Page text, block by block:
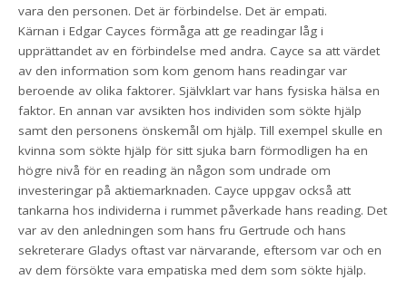
vara den personen. Det är förbindelse. Det är empati.
Kärnan i Edgar Cayces förmåga att ge readingar låg i
upprättandet av en förbindelse med andra. Cayce sa att värdet
av den information som kom genom hans readingar var
beroende av olika faktorer. Självklart var hans fysiska hälsa en
faktor. En annan var avsikten hos individen som sökte hjälp
samt den personens önskemål om hjälp. Till exempel skulle en
kvinna som sökte hjälp för sitt sjuka barn förmodligen ha en
högre nivå för en reading än någon som undrade om
investeringar på aktiemarknaden. Cayce uppgav också att
tankarna hos individerna i rummet påverkade hans reading. Det
var av den anledningen som hans fru Gertrude och hans
sekreterare Gladys oftast var närvarande, eftersom var och en
av dem försökte vara empatiska med dem som sökte hjälp.